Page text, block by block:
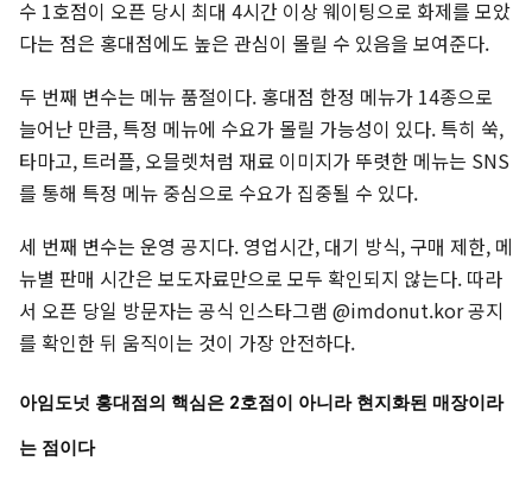
수 1호점이 오픈 당시 최대 4시간 이상 웨이팅으로 화제를 모았
다는 점은 홍대점에도 높은 관심이 몰릴 수 있음을 보여준다.
두 번째 변수는 메뉴 품절이다. 홍대점 한정 메뉴가 14종으로
늘어난 만큼, 특정 메뉴에 수요가 몰릴 가능성이 있다. 특히 쑥,
타마고, 트러플, 오믈렛처럼 재료 이미지가 뚜렷한 메뉴는 SNS
를 통해 특정 메뉴 중심으로 수요가 집중될 수 있다.
세 번째 변수는 운영 공지다. 영업시간, 대기 방식, 구매 제한, 메
뉴별 판매 시간은 보도자료만으로 모두 확인되지 않는다. 따라
서 오픈 당일 방문자는 공식 인스타그램 @imdonut.kor 공지
를 확인한 뒤 움직이는 것이 가장 안전하다.
아임도넛 홍대점의 핵심은 2호점이 아니라 현지화된 매장이라
는 점이다